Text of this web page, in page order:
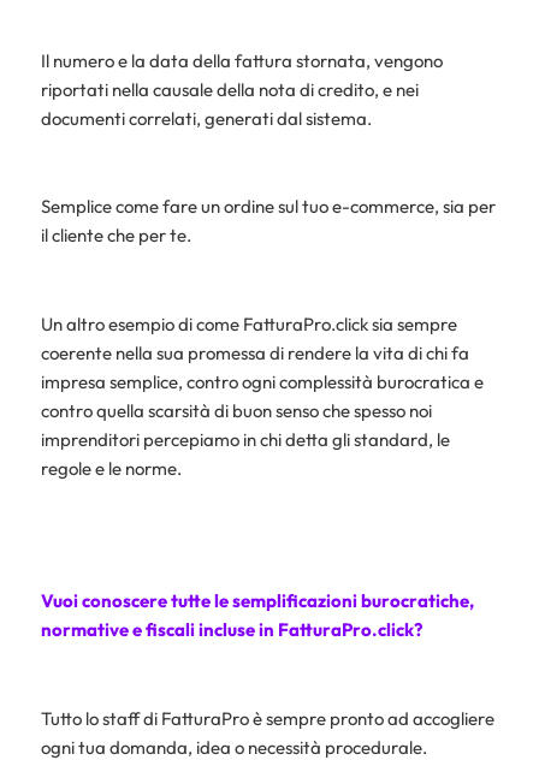
Il numero e la data della fattura stornata, vengono
riportati nella causale della nota di credito, e nei
documenti correlati, generati dal sistema.
Semplice come fare un ordine sul tuo e-commerce, sia per
il cliente che per te.
Un altro esempio di come FatturaPro.click sia sempre
coerente nella sua promessa di rendere la vita di chi fa
impresa semplice, contro ogni complessità burocratica e
contro quella scarsità di buon senso che spesso noi
imprenditori percepiamo in chi detta gli standard, le
regole e le norme.
Vuoi conoscere tutte le semplificazioni burocratiche,
normative e fiscali incluse in FatturaPro.click?
Tutto lo staff di FatturaPro è sempre pronto ad accogliere
ogni tua domanda, idea o necessità procedurale.